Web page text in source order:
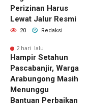
Perizinan Harus
Lewat Jalur Resmi
20 Redaksi
2 hari lalu
Hampir Setahun
Pascabanjir, Warga
Arabungong Masih
Menunggu
Bantuan Perbaikan